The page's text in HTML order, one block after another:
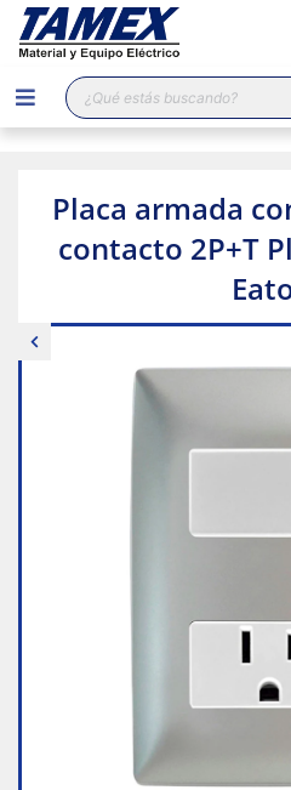
Búsqueda
de
productos
Placa armada
contacto 2P+T